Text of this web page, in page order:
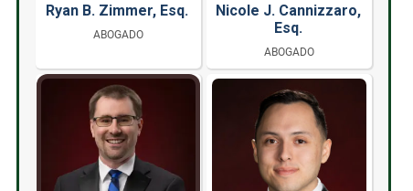
Ryan B. Zimmer, Esq.
ABOGADO
Nicole J. Cannizzaro,
Esq.
ABOGADO